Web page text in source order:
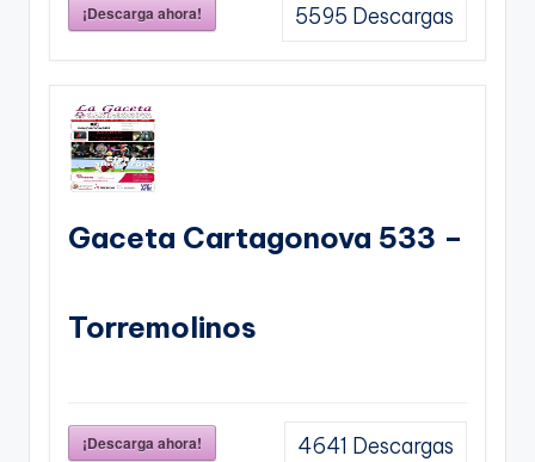
¡Descarga ahora! 5595 Descargas
Gaceta Cartagonova 533 –
Torremolinos
¡Descarga ahora! 4641 Descargas